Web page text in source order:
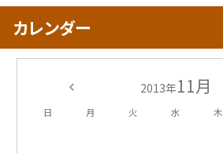
カレンダー
2013年11月
日 月 火 水 木